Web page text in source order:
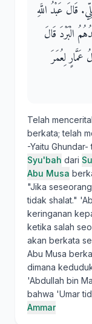
قَالَ عَبْدُ اللَّهِ
الْبَرْدَ قَالَ
عَمَّارٍ لِعُمَرَ
Telah
berkata; telah
-Yaitu
Syu'bah dari
Abu Musa
"Jika
tidak shalat."
keringanan
ketika salah
akan berkata
Abu Musa
dimana
'Abdullah bin
bahwa 'Umar
Ammar